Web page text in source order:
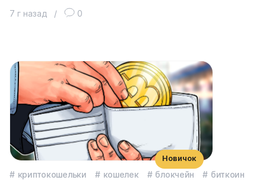
7 г назад / 0
криптокошельки кошелек блокчейн биткоин
Новичок